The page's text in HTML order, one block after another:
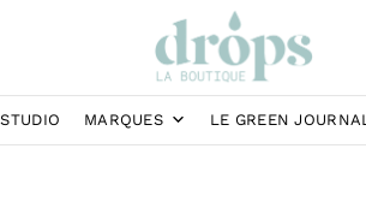
MARQUES LE GREEN JOURNAL